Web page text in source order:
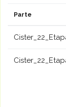
Parte